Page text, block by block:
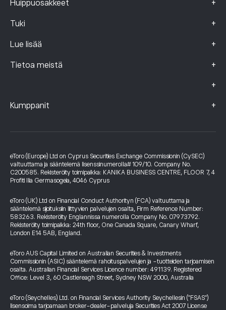
Huippuosakkeet +
Tuki +
Lue lisää +
Tietoa meistä +
+
Kumppanit +
eToro (Europe) Ltd on Cyprus Securities Exchange Commissionin (CySEC)
valtuuttama ja sääntelemä lisenssinumerolla# 109/10. Company No.
C200585. Rekisteröity toimipaikka: KANIKA BUSINESS CENTRE, FLOOR 7, 4
Profiti Ilia Germasogeia, 4046 Cyprus
eToro (UK) Ltd on Financial Conduct Authorityn (FCA) valtuuttama ja
sääntelemä sijoituksiin liittyvien palvelujen osalta, Firm Reference Number:
583263. Rekisteröity Englannissa numerolla Company No. 07973792.
Rekisteröity toimipaikka: 24th floor, One Canada Square, Canary Wharf,
London E14 5AB, England.
eToro AUS Capital Limited on Australian Securities & Investments
Commissionin (ASIC) sääntelemä rahoituspalvelujen ja -tuotteiden tarjoamisen
osalta. Australian Financial Services Licence number: 491139. Registered
Office: Level 3, 60 Castlereagh Street, Sydney NSW 2000, Australia
eToro (Seychelles) Ltd. on Financial Services Authority Seychellesin ("FSAS")
lisensoima tarjoamaan broker-dealer-palveluja Securities Act 2007 License